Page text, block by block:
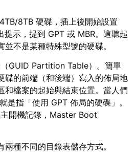
8TB 硬碟，插上後開始設置
示，提到 GPT 或 MBR。這聽起
不是某種特殊型號的硬碟。
GUID Partition Table）。簡單
碟的前端（和後端）寫入的佈局地
和檔案的起始與結束位置。當人們
是指「使用 GPT 佈局的硬碟」。
開機記錄，Master Boot
種不同的目錄表儲存方式。